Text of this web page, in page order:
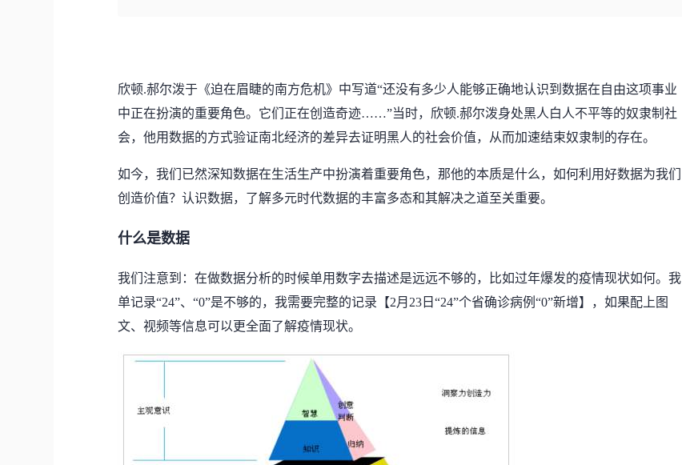
欣顿.郝尔泼于《迫在眉睫的南方危机》中写道“还没有多少人能够正确地认识到数据在自由这项事业
中正在扮演的重要角色。它们正在创造奇迹……”当时，欣顿.郝尔泼身处黑人白人不平等的奴隶制社
会，他用数据的方式验证南北经济的差异去证明黑人的社会价值，从而加速结束奴隶制的存在。
如今，我们已然深知数据在生活生产中扮演着重要角色，那他的本质是什么，如何利用好数据为我们
创造价值？认识数据，了解多元时代数据的丰富多态和其解决之道至关重要。
什么是数据
我们注意到：在做数据分析的时候单用数字去描述是远远不够的，比如过年爆发的疫情现状如何。我
单记录“24”、“0”是不够的，我需要完整的记录【2月23日“24”个省确诊病例“0”新增】，如果配上图
文、视频等信息可以更全面了解疫情现状。